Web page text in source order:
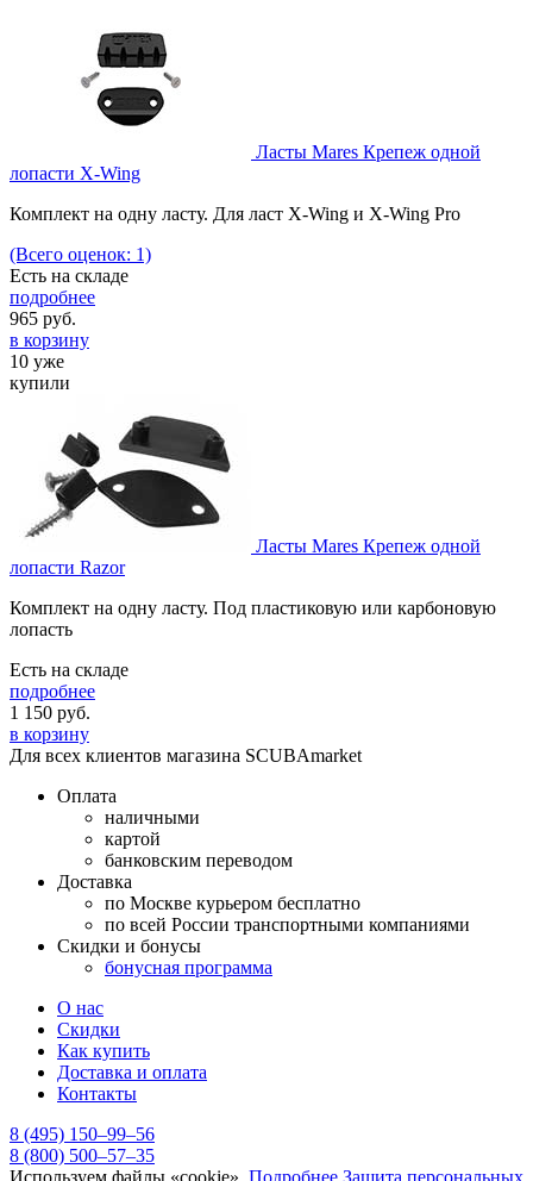
Ласты Mares Крепеж одной
лопасти X-Wing
Комплект на одну ласту. Для ласт X-Wing и X-Wing Pro
(Всего оценок: 1)
Есть на складе
подробнее
965 руб.
в корзину
10 уже
купили
Ласты Mares Крепеж одной
лопасти Razor
Комплект на одну ласту. Под пластиковую или карбоновую
лопасть
Есть на складе
подробнее
1 150 руб.
в корзину
Для всех клиентов магазина SCUBAmarket
Оплата
наличными
картой
банковским переводом
Доставка
по Москве курьером бесплатно
по всей России транспортными компаниями
Скидки и бонусы
бонусная программа
О нас
Скидки
Как купить
Доставка и оплата
Контакты
8 (495) 150–99–56
8 (800) 500–57–35
Используем файлы «cookie». Подробнее Защита персональных